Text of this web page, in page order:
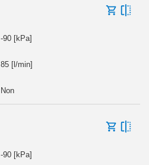
-90 [kPa]
85 [l/min]
Non
-90 [kPa]